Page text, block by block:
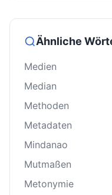
Ähnliche
Medien
Median
Methoden
Metadaten
Mindanao
Mutmaßen
Metonymie